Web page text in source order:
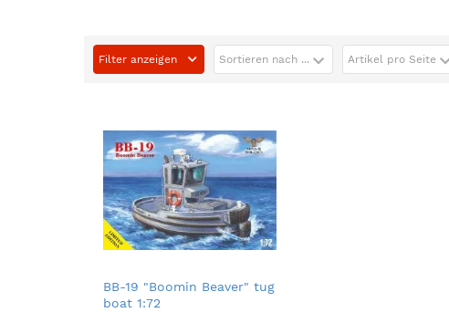
Filter anzeigen Sortieren nach ... Artikel pro Seite
BB-19 "Boomin Beaver" tug
boat 1:72